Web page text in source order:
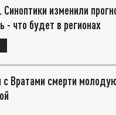
изменили
- что будет в регионах
Вратами смерти